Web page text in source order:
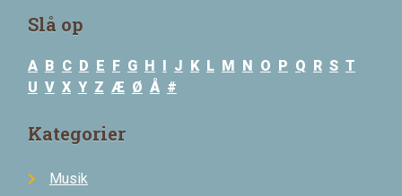
Slå op
A B C D E F G H J K L M N O P Q R S T
U V X Y Z Æ Ø Å #
Kategorier
Musik